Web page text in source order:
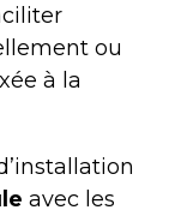
ou
à la
avec les